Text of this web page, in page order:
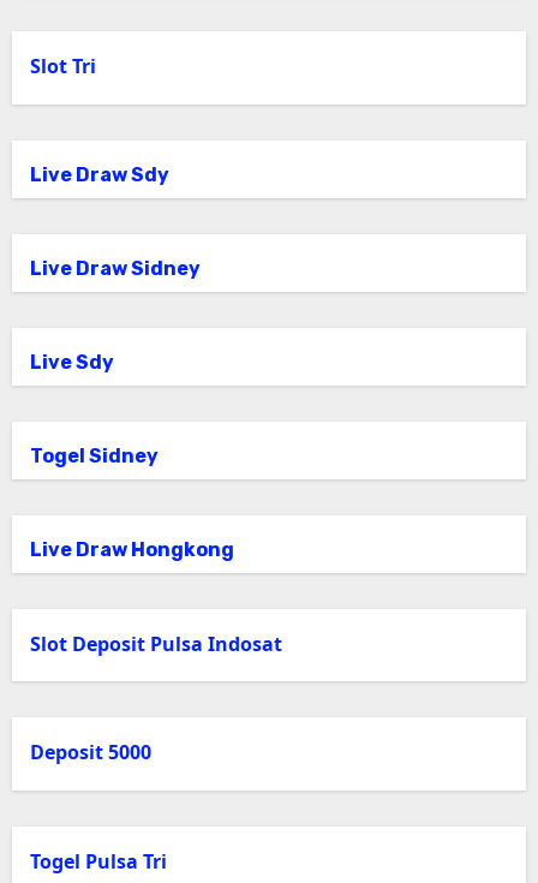
Slot Tri
Live Draw Sdy
Live Draw Sidney
Live Sdy
Togel Sidney
Live Draw Hongkong
Slot Deposit Pulsa Indosat
Deposit 5000
Togel Pulsa Tri